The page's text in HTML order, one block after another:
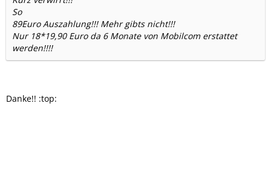
So
89Euro Auszahlung!!! Mehr gibts nicht!!!
Nur 18*19,90 Euro da 6 Monate von Mobilcom erstattet
werden!!!!
Danke!! :top: